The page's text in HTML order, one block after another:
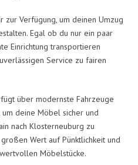
zur Verfügung, um deinen Umzug
Egal ob du nur ein paar
Einrichtung transportieren
Service zu fairen
über modernste Fahrzeuge
deine Möbel sicher und
nach Klosterneuburg zu
Wert auf Pünktlichkeit und
Möbelstücke.